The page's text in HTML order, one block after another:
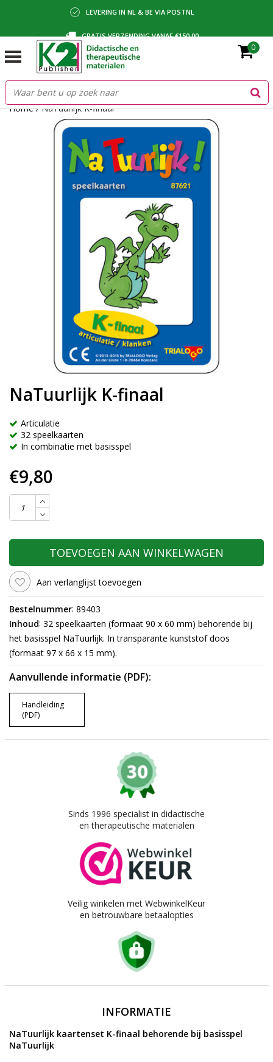
LEVERING IN NL & BE VIA POSTNL
GRATIS VERZENDING VANAF €150,00
BETALING VIA IDEAL, BANCONTACT OF FACTUUR
0
Home/NaTuurlijk K-finaal
NaTuurlijk K-finaal
Articulatie
32 speelkaarten
In combinatie met basisspel
€9,80
TOEVOEGEN AAN WINKELWAGEN
Aan verlanglijst toevoegen
Bestelnummer: 89403
Inhoud: 32 speelkaarten (formaat 90 x 60 mm) behorende bij
het basisspel NaTuurlijk. In transparante kunststof doos
(formaat 97 x 66 x 15 mm).
Aanvullende informatie (PDF):
Handleiding
(PDF)
Sinds 1996 specialist in didactische
en therapeutische materialen
Veilig winkelen met WebwinkelKeur
en betrouwbare betaalopties
INFORMATIE
NaTuurlijk kaartenset K-finaal behorende bij basisspel
NaTuurlijk